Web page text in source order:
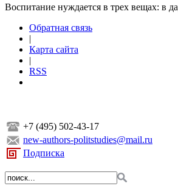
Воспитание нуждается в трех вещах: в
Обратная связь
|
Карта сайта
|
RSS
+7 (495) 502-43-17
new-authors-politstudies@mail.ru
Подписка